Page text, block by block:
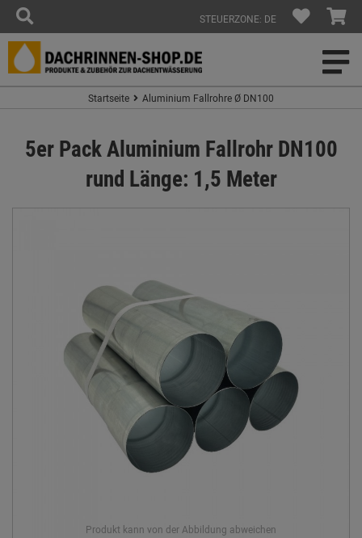
STEUERZONE: DE
Startseite Aluminium Fallrohre Ø DN100
5er Pack Aluminium Fallrohr DN100
rund Länge: 1,5 Meter